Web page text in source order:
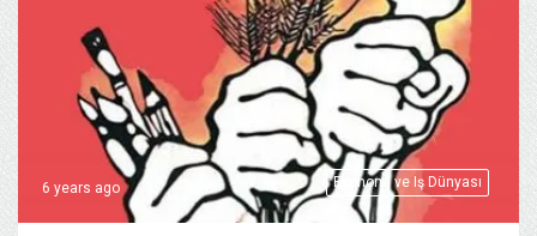
Ekonomi ve Iş Dünyası
6 years ago